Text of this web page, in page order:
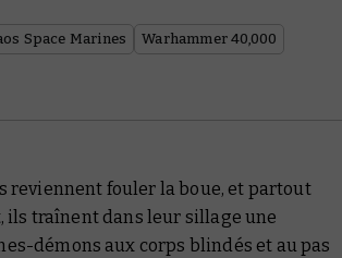
Space Marines
Warhammer 40,000
reviennent fouler la boue, et partout
ils traînent dans leur sillage une
démons aux corps blindés et au pas